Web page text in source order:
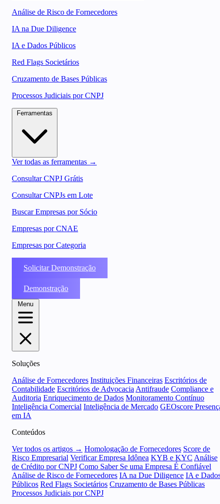
Análise de Risco de Fornecedores
IA na Due Diligence
IA e Dados Públicos
Red Flags Societários
Cruzamento de Bases Públicas
Processos Judiciais por CNPJ
Ver todas as ferramentas →
Consultar CNPJ Grátis
Consultar CNPJs em Lote
Buscar Empresas por Sócio
Empresas por CNAE
Empresas por Categoria
Solicitar Demonstração
Demonstração
Menu
Soluções
Análise de Fornecedores Instituições Financeiras Escritórios de
Contabilidade Escritórios de Advocacia Antifraude Compliance e
Auditoria Enriquecimento de Dados Monitoramento Contínuo
Inteligência Comercial Inteligência de Mercado GEOscore
em IA
Conteúdos
Ver todos os artigos → Homologação de Fornecedores Score de
Risco Empresarial Verificar Empresa Idônea KYB e KYC Análise
de Crédito por CNPJ Como Saber Se uma Empresa É Confiável
Análise de Risco de Fornecedores IA na Due Diligence IA e
Públicos Red Flags Societários Cruzamento de Bases Públicas
Processos Judiciais por CNPJ